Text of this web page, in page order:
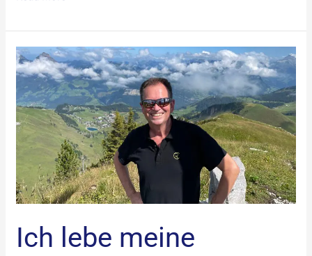
Ich lebe meine
Ich
lebe
meine
Balance
für
Körper
Seele
und
Geist